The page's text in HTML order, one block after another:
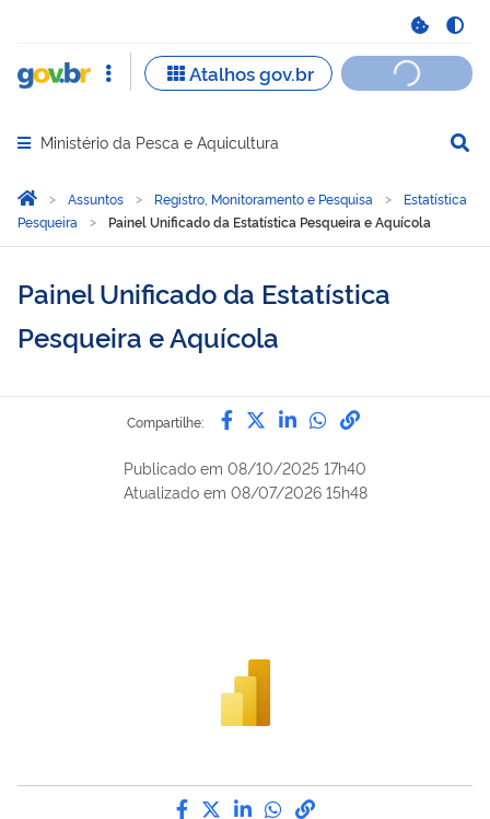
Abrir menu principal de navegação
Ministério da Pesca e Aquicultura
Você está aqui:
Página Inicial
Assuntos Registro, Monitoramento e Pesquisa
Estatística
Pesqueira
Painel Unificado da Estatística Pesqueira e Aquícola
Painel Unificado da Estatística
Pesqueira e Aquícola
Compartilhe: Compartilhe por Facebook
Compartilhe por Twitter
Compartilhe por
Compartilhe
link para
Publicado em 08/10/2025 17h40
Atualizado em 08/07/2026 15h48
Compartilhe por Facebook
Compartilhe por Twitter
Compartilhe por
Compartilhe por
link para Copiar